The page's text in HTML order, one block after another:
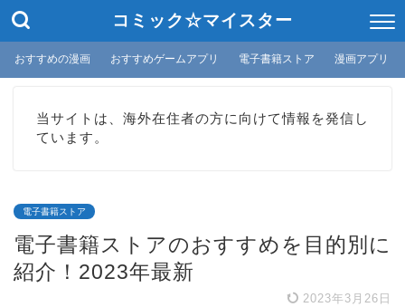
コミック☆マイスター
おすすめの漫画 おすすめゲームアプリ 電子書籍ストア 漫画アプリ
当サイトは、海外在住者の方に向けて情報を発信し
ています。
電子書籍ストア
電子書籍ストアのおすすめを目的別に
紹介！2023年最新
2023年3月26日